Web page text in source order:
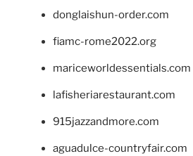
donglaishun-order.com
fiamc-rome2022.org
mariceworldessentials.com
lafisheriarestaurant.com
915jazzandmore.com
aguadulce-countryfair.com